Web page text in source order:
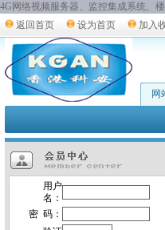
4G网络视频服务器、监控集成系统、
返回首页
设为首页 加入
网